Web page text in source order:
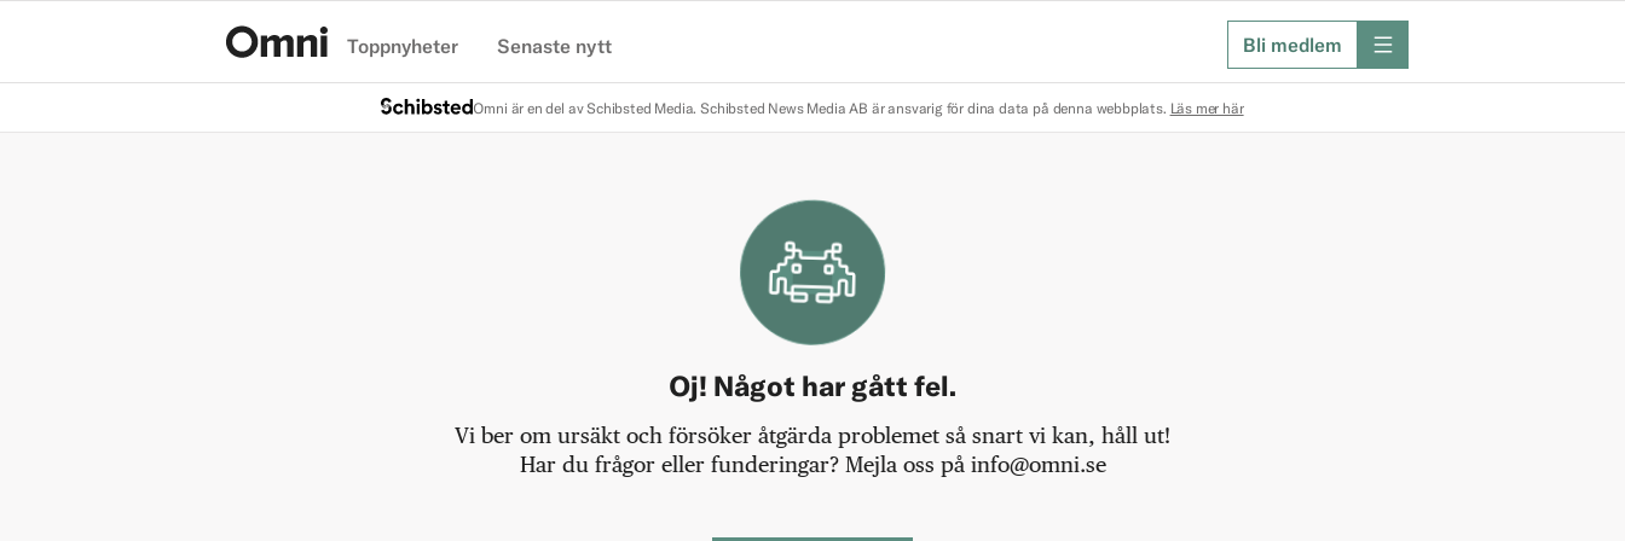
Toppnyheter Senaste nytt Bli medlem meny
Omni är en del av Schibsted Media. Schibsted News Media AB är ansvarig för dina data på denna webbplats. Läs mer här
Oj! Något har gått fel.
Vi ber om ursäkt och försöker åtgärda problemet så snart vi kan, håll ut!
Har du frågor eller funderingar? Mejla oss på info@omni.se